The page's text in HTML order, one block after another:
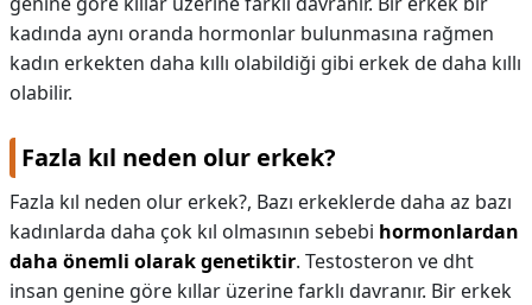
kadında aynı oranda hormonlar bulunmasına rağmen
kadın erkekten daha kıllı olabildiği gibi erkek de daha kıllı
olabilir.
Fazla kıl neden olur erkek?
Fazla kıl neden olur erkek?, Bazı erkeklerde daha az bazı
kadınlarda daha çok kıl olmasının sebebi hormonlardan
daha önemli olarak genetiktir. Testosteron ve dht
insan genine göre kıllar üzerine farklı davranır. Bir erkek